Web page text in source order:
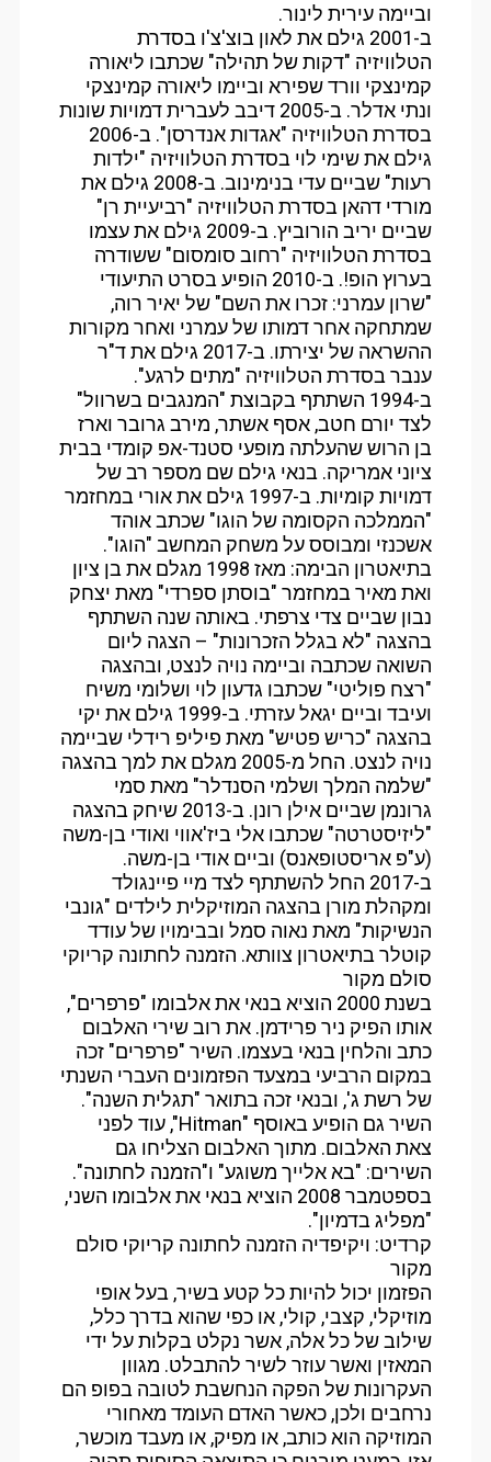
וביימה עירית לינור.
ב-2001 גילם את לאון בוצ'צ'ו בסדרת
הטלוויזיה "דקות של תהילה" שכתבו ליאורה
קמינצקי וורד שפירא וביימו ליאורה קמינצקי
ונתי אדלר. ב-2005 דיבב לעברית דמויות שונות
בסדרת הטלוויזיה "אגדות אנדרסן". ב-2006
גילם את שימי לוי בסדרת הטלוויזיה "ילדות
רעות" שביים עדי בנימינוב. ב-2008 גילם את
מורדי דהאן בסדרת הטלוויזיה "רביעיית רן"
שביים יריב הורוביץ. ב-2009 גילם את עצמו
בסדרת הטלוויזיה "רחוב סומסום" ששודרה
בערוץ הופ!. ב-2010 הופיע בסרט התיעודי
"שרון עמרני: זכרו את השם" של יאיר רוה,
שמתחקה אחר דמותו של עמרני ואחר מקורות
ההשראה של יצירתו. ב-2017 גילם את ד"ר
ענבר בסדרת הטלוויזיה "מתים לרגע".
ב-1994 השתתף בקבוצת "המנגבים בשרוול"
לצד יורם חטב, אסף אשתר, מירב גרובר וארז
בן הרוש שהעלתה מופעי סטנד-אפ קומדי בבית
ציוני אמריקה. בנאי גילם שם מספר רב של
דמויות קומיות. ב-1997 גילם את אורי במחזמר
"הממלכה הקסומה של הוגו" שכתב אוהד
אשכנזי ומבוסס על משחק המחשב "הוגו".
בתיאטרון הבימה: מאז 1998 מגלם את בן ציון
ואת מאיר במחזמר "בוסתן ספרדי" מאת יצחק
נבון שביים צדי צרפתי. באותה שנה השתתף
בהצגה "לא בגלל הזכרונות" – הצגה ליום
השואה שכתבה וביימה נויה לנצט, ובהצגה
"רצח פוליטי" שכתבו גדעון לוי ושלומי משיח
ועיבד וביים יגאל עזרתי. ב-1999 גילם את יקי
בהצגה "כריש פטיש" מאת פיליפ רידלי שביימה
נויה לנצט. החל מ-2005 מגלם את למך בהצגה
"שלמה המלך ושלמי הסנדלר" מאת סמי
גרונמן שביים אילן רונן. ב-2013 שיחק בהצגה
"ליזיסטרטה" שכתבו אלי ביז'אווי ואודי בן-משה
(ע"פ אריסטופאנס) וביים אודי בן-משה.
ב-2017 החל להשתתף לצד מיי פיינגולד
ומקהלת מורן בהצגה המוזיקלית לילדים "גונבי
הנשיקות" מאת נאוה סמל ובבימויו של עודד
קוטלר בתיאטרון צוותא. הזמנה לחתונה קריוקי
סולם מקור
בשנת 2000 הוציא בנאי את אלבומו "פרפרים",
אותו הפיק ניר פרידמן. את רוב שירי האלבום
כתב והלחין בנאי בעצמו. השיר "פרפרים" זכה
במקום הרביעי במצעד הפזמונים העברי השנתי
של רשת ג', ובנאי זכה בתואר "תגלית השנה".
השיר גם הופיע באוסף "Hitman", עוד לפני
צאת האלבום. מתוך האלבום הצליחו גם
השירים: "בא אלייך משוגע" ו"הזמנה לחתונה".
בספטמבר 2008 הוציא בנאי את אלבומו השני,
"מפליג בדמיון".
קרדיט: ויקיפדיה הזמנה לחתונה קריוקי סולם
מקור
הפזמון יכול להיות כל קטע בשיר, בעל אופי
מוזיקלי, קצבי, קולי, או כפי שהוא בדרך כלל,
שילוב של כל אלה, אשר נקלט בקלות על ידי
המאזין ואשר עוזר לשיר להתבלט. מגוון
העקרונות של הפקה הנחשבת לטובה בפופ הם
נרחבים ולכן, כאשר האדם העומד מאחורי
המוזיקה הוא כותב, או מפיק, או מעבד מוכשר,